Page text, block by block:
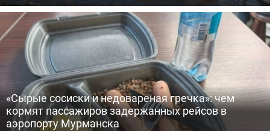
«Сырые сосиски и недовареная гречка»: чем
кормят пассажиров задержанных рейсов в
аэропорту Мурманска